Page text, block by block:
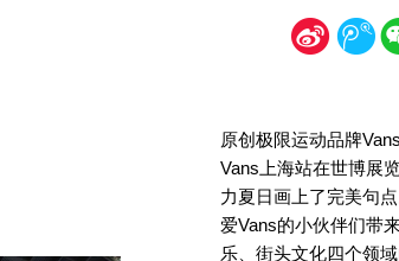
新 腾
原创极限运动品牌
Vans上海站在世博展
力夏日画上了完美句
爱Vans的小伙伴们带
乐、街头文化四个领